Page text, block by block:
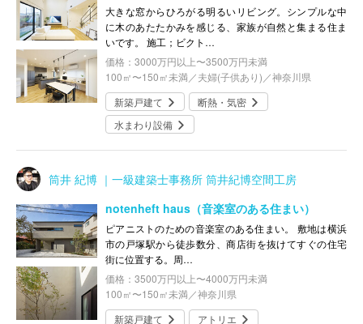
大きな窓からひろがる明るいリビング。シンプルな中
に木のあたたかみを感じる、家族が自然と集まる住ま
いです。 施工；ビクト…
価格：3000万円以上〜3500万円未満
100㎡〜150㎡未満／夫婦(子供あり)／神奈川県
新築戸建て
断熱・気密
水まわり設備
筒井 紀博 ｜一級建築士事務所 筒井紀博空間工房
notenheft haus（音楽室のある住まい）
ピアニストのための音楽室のある住まい。 敷地は横浜
市の戸塚駅から徒歩数分、商店街を抜けてすぐの住宅
街に位置する。周…
価格：3500万円以上〜4000万円未満
100㎡〜150㎡未満／神奈川県
新築戸建て
アトリエ